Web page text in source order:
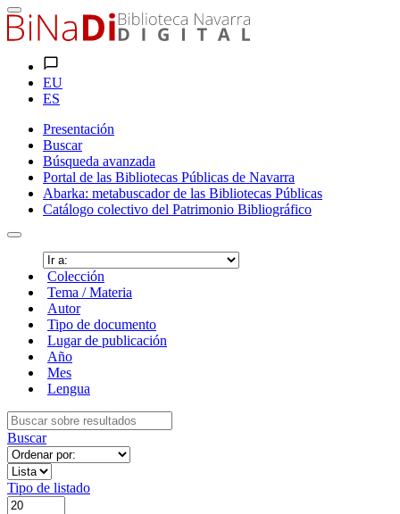
EU
ES
Presentación
Buscar
Búsqueda avanzada
Portal de las Bibliotecas Públicas de Navarra
Abarka: metabuscador de las Bibliotecas Públicas
Catálogo colectivo del Patrimonio Bibliográfico
Colección
Tema / Materia
Autor
Tipo de documento
Lugar de publicación
Año
Mes
Lengua
Buscar
Tipo de listado